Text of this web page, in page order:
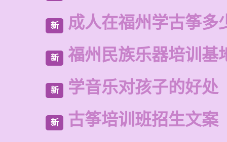
新 成人在福州学古筝多
新 福州民族乐器培训基
新 学音乐对孩子的好处
新 古筝培训班招生文案